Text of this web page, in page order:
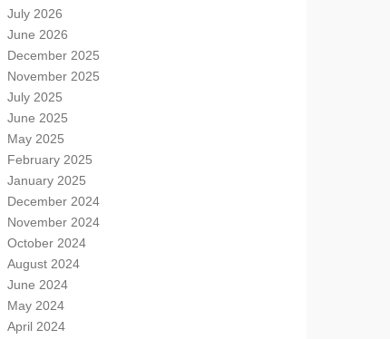
July 2026
June 2026
December 2025
November 2025
July 2025
June 2025
May 2025
February 2025
January 2025
December 2024
November 2024
October 2024
August 2024
June 2024
May 2024
April 2024